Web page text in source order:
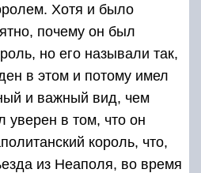
Хотя и было
почему он был
но его называли так,
в этом и потому имел
и важный вид, чем
уверен в том, что он
король, что,
из Неаполя, во время